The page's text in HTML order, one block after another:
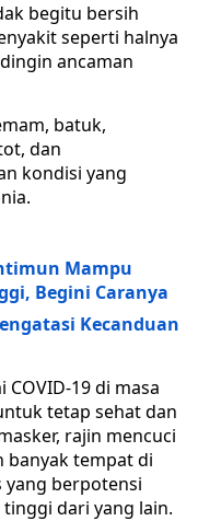
begitu bersih
seperti halnya
ancaman
batuk,
dan
kondisi yang
Mampu
Begini Caranya
Kecanduan
19 di masa
tetap sehat dan
rajin mencuci
banyak tempat di
berpotensi
dari yang lain.